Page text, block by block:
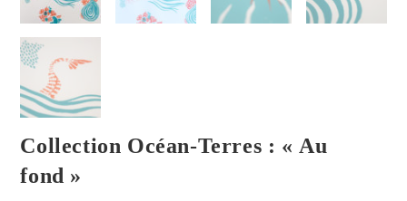
Collection Océan-Terres : « Au
fond »